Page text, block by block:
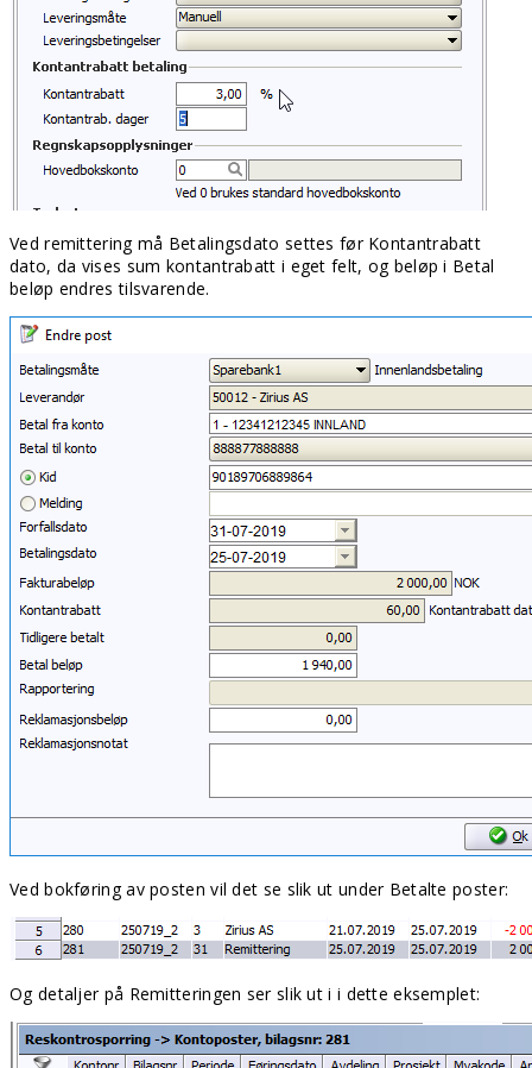
Ved remittering må Betalingsdato settes før Kontantrabatt
dato, da vises sum kontantrabatt i eget felt, og beløp i Betal
beløp endres tilsvarende.
Ved bokføring av posten vil det se slik ut under Betalte poster:
Og detaljer på Remitteringen ser slik ut i i dette eksemplet: